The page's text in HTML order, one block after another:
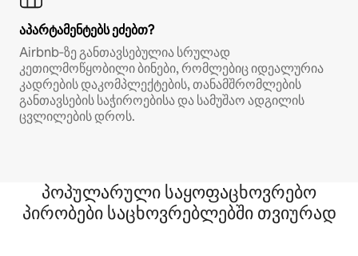
აპარტამენტებს ეძებთ?
Airbnb‑ზე განთავსებულია სრულად
კეთილმოწყობილი ბინები, რომლებიც იდეალურია
კადრების დაკომპლექტების, თანამშრომლების
განთავსების საჭიროებისა და სამუშაო ადგილის
ცვლილების დროს.
პოპულარული საყოფაცხოვრებო
პირობები საცხოვრებლებში თვიურად